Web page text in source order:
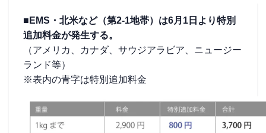
■EMS・北米など（第2-1地帯）は6月1日より特別
追加料金が発生する。
（アメリカ、カナダ、サウジアラビア、ニュージー
ランド等）
※表内の青字は特別追加料金